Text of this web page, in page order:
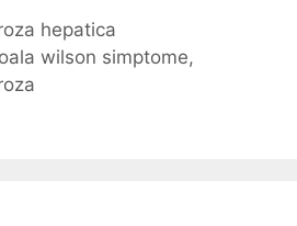
a
l
hepatica
wilson simptome,